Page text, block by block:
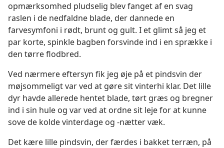
opmærksomhed pludselig blev fanget af en svag
raslen i de nedfaldne blade, der dannede en
farvesymfoni i rødt, brunt og gult. I et glimt så jeg et
par korte, spinkle bagben forsvinde ind i en sprække i
den tørre flodbred.
Ved nærmere eftersyn fik jeg øje på et pindsvin der
møjsommeligt var ved at gøre sit vinterhi klar. Det lille
dyr havde allerede hentet blade, tørt græs og bregner
ind i sin hule og var ved at ordne sit leje for at kunne
sove de kolde vinterdage og -nætter væk.
Det kære lille pindsvin, der færdes i bakket terræn, på